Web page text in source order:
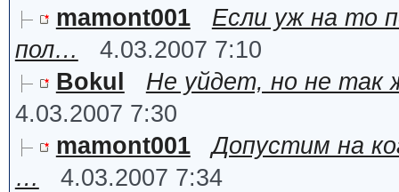
mamont001
Если уж на то
пол…
4.03.2007 7:10
Bokul
Не уйдет, но не
4.03.2007 7:30
mamont001
Допустим на
…
4.03.2007 7:34